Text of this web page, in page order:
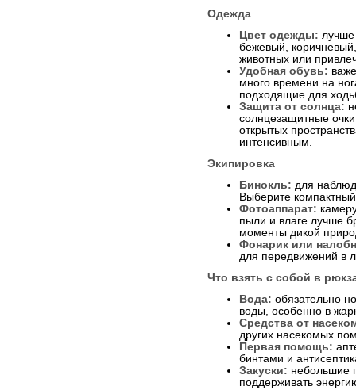
Одежда
Цвет одежды: лучше
бежевый,
животных или
Удобная обувь:
много времени на
подходящие для
Защита от солнца:
солнцезащитные
открытых
интенсивным.
Экипировка
Бинокль: для
Выберите
Фотоаппарат:
пыли и влаге лучше
моменты дикой
Фонарик или
для передвижений в
Что взять с собой в
Вода: обязательно
воды, особенно в
Средства от
других насекомых
Первая помощь:
бинтами и
Закуски: небольшие
поддерживать